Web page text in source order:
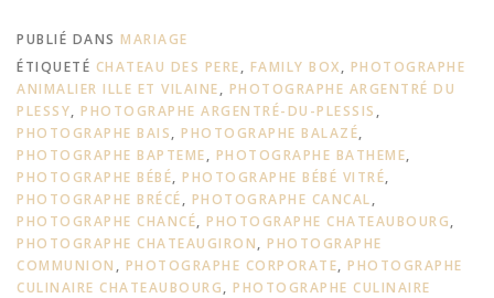
PUBLIÉ DANS MARIAGE
ÉTIQUETÉ CHATEAU DES PERE, FAMILY BOX, PHOTOGRAPHE
ANIMALIER ILLE ET VILAINE, PHOTOGRAPHE ARGENTRÉ DU
PLESSY, PHOTOGRAPHE ARGENTRÉ-DU-PLESSIS ,
PHOTOGRAPHE BAIS, PHOTOGRAPHE BALAZÉ,
PHOTOGRAPHE BAPTEME, PHOTOGRAPHE BATHEME,
PHOTOGRAPHE BÉBÉ, PHOTOGRAPHE BÉBÉ VITRÉ,
PHOTOGRAPHE BRÉCÉ, PHOTOGRAPHE CANCAL,
PHOTOGRAPHE CHANCÉ, PHOTOGRAPHE CHATEAUBOURG,
PHOTOGRAPHE CHATEAUGIRON, PHOTOGRAPHE
COMMUNION , PHOTOGRAPHE CORPORATE, PHOTOGRAPHE
CULINAIRE CHATEAUBOURG, PHOTOGRAPHE CULINAIRE